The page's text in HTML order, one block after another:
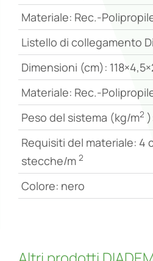
Materiale: Rec.-
Listello di collegamento
Dimensioni (cm):
Materiale: Rec.-
Peso del sistema (kg/m2
Requisiti del materiale: 4
stecche/m 2
Colore: nero